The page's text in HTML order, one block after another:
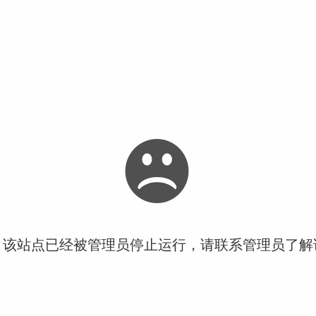
站点已经被管理员停止运行，请联系管理员了